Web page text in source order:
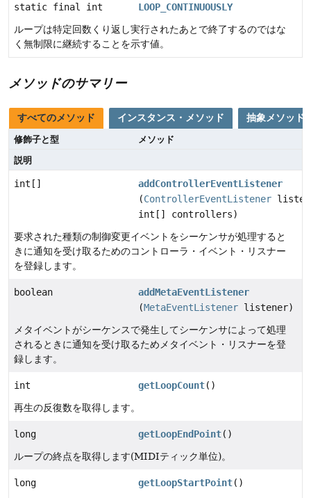
static final int
LOOP_CONTINUOUSLY
ループは特定回数くり返し実行されたあとで終了するのではな
く無制限に継続することを示す値。
メソッドのサマリー
すべてのメソッド インスタンス・メソッド 抽象メソッド
修飾子と型
メソッド
説明
int[]
addControllerEventListener
(ControllerEventListener
int[] controllers)
要求された種類の制御変更イベントをシーケンサが処理すると
きに通知を受け取るためのコントローラ・イベント・リスナー
を登録します。
boolean
addMetaEventListener
(MetaEventListener listener)
メタイベントがシーケンスで発生してシーケンサによって処理
されるときに通知を受け取るためメタイベント・リスナーを登
録します。
int getLoopCount()
再生の反復数を取得します。
long getLoopEndPoint()
ループの終点を取得します(MIDIティック単位)。
long getLoopStartPoint()